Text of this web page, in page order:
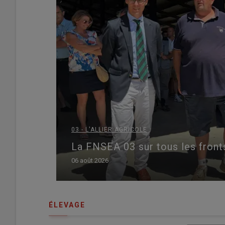
03 - L'ALLIER AGRICOLE
La FNSEA 03 sur tous les
06 août 2026
ÉLEVAGE